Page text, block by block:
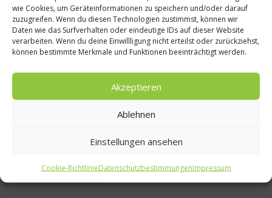
wie Cookies, um Geräteinformationen zu speichern und/oder darauf
zuzugreifen. Wenn du diesen Technologien zustimmst, können wir
Daten wie das Surfverhalten oder eindeutige IDs auf dieser Website
verarbeiten. Wenn du deine Einwillligung nicht erteilst oder zurückziehst,
können bestimmte Merkmale und Funktionen beeinträchtigt werden.
Akzeptieren
Ablehnen
Einstellungen ansehen
Cookie-RichtlinieDatenschutzbestimmungenImpressum
Beachcomber – Alles über das Restaurant
und Limetten?